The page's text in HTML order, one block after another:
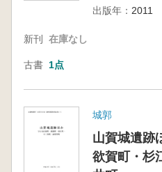
出版年： 2011
新刊 在庫なし
古書 1点
城郭
山賀城遺跡
欲賀町・杉